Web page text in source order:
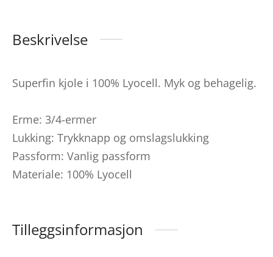
Beskrivelse
Superfin kjole i 100% Lyocell. Myk og behagelig.
Erme: 3/4-ermer
Lukking: Trykknapp og omslagslukking
Passform: Vanlig passform
Materiale: 100% Lyocell
Tilleggsinformasjon